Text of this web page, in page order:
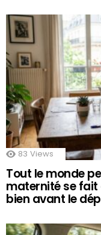
83 Views
Tout le monde
maternité se fait
bien avant le